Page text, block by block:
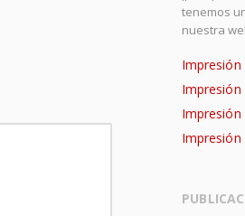
tenemos
nuestra
Impresión
Impresión
Impresión
Impresión